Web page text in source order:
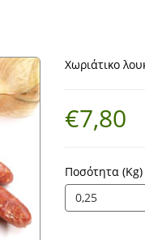
Χωριάτικο
€7,80
Ποσότητα (Kg)
0,25